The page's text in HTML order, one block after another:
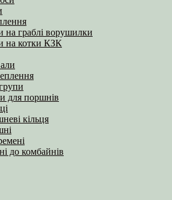
на граблі ворушилки
на котки КЗК
для поршнів
кільця
до комбайнів